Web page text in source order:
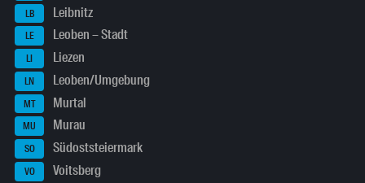
LB Leibnitz
LE Leoben – Stadt
LI Liezen
LN Leoben/Umgebung
MT Murtal
MU Murau
SO Südoststeiermark
VO Voitsberg